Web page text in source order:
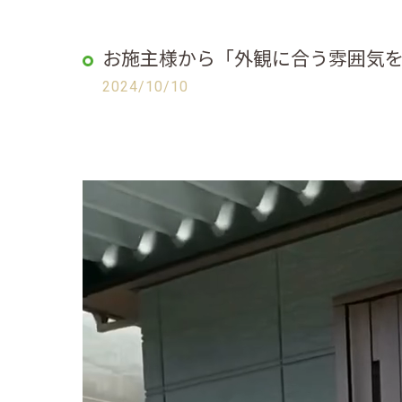
お施主様から「外観に合う雰囲気
2024/10/10